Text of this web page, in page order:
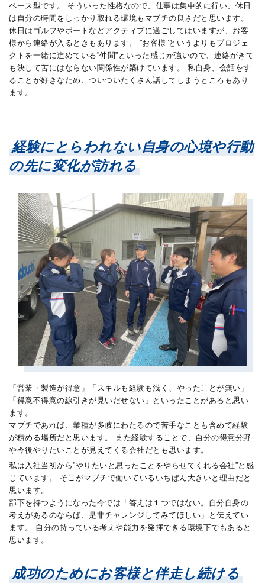
ペース型です。 そういった性格なので、仕事は集中的に行い、休日
は自分の時間をしっかり取れる環境もマブチの良さだと思います。
休日はゴルフやボートなどアクティブに過ごしてはいますが、お客
様から連絡が入るときもあります。 ”お客様”というよりもプロジェ
クトを一緒に進めている”仲間”といった感じが強いので、連絡がきて
も決して苦にはならない関係性が築けています。 私自身、会話をす
ることが好きなため、ついついたくさん話してしまうところもあり
ます。
経験にとらわれない自身の心境や行動
の先に変化が訪れる
「営業・製造が得意」「スキルも経験も浅く、やったことが無い」
「得意不得意の線引きが見いだせない」といったことがあると思い
ます。
マブチであれば、業種が多岐にわたるので苦手なことも含めて経験
が積める場所だと思います。 また経験することで、自分の得意分野
や今後やりたいことが見えてくる会社だとも思います。
私は入社当初から”やりたいと思ったことをやらせてくれる会社”と感
じています。 そこがマブチで働いているいちばん大きいと理由だと
思います。
部下を持つようになった今では「答えは１つではない。自分自身の
考えがあるのならば、是非チャレンジしてみてほしい」と伝えてい
ます。 自分の持っている考えや能力を発揮できる環境下でもあると
思います。
成功のためにお客様と伴走し続ける